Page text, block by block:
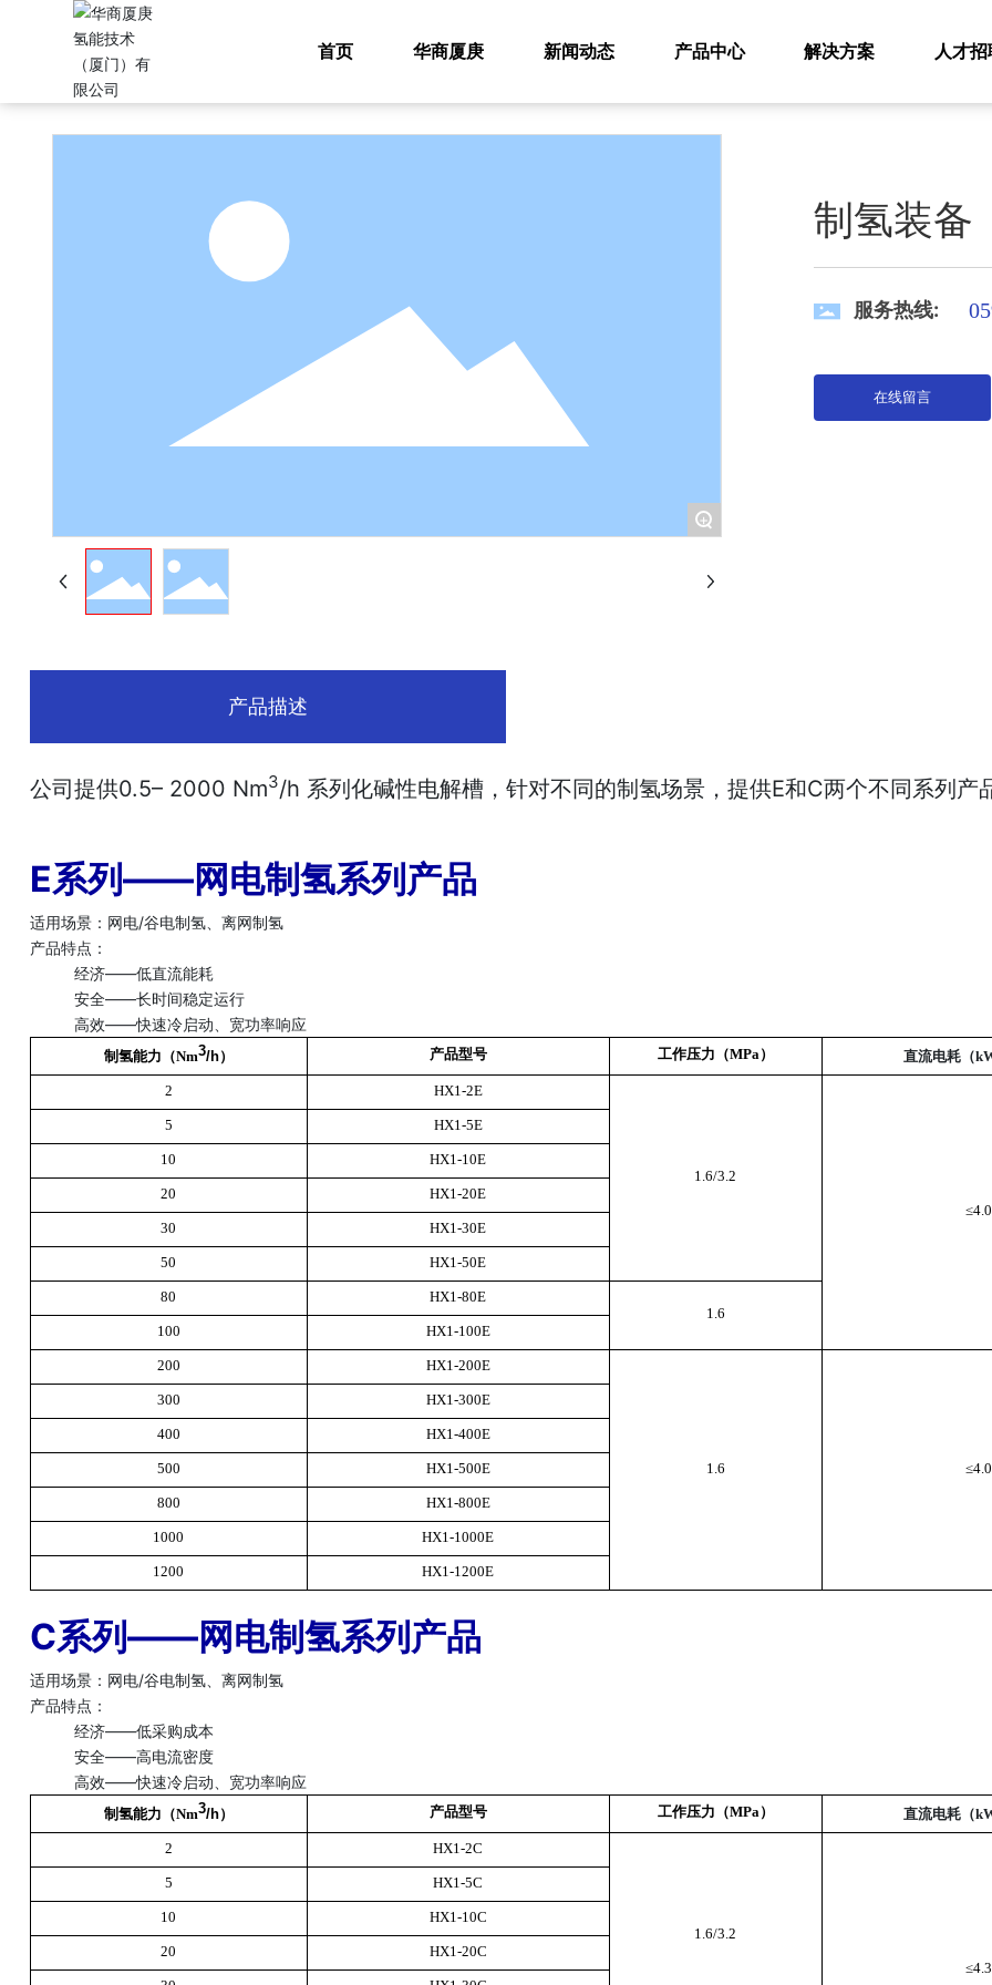
首页 华商厦庚 新闻动态 产品中心 解决方案 人才招
专业生产碱性电解水制氢设备及
制氢装备 制氢装备
+
制氢装备
服务热线:
在线留言
产品描述
公司提供0.5– 2000 Nm3/h 系列化碱性电解槽，针对不同的制氢场景，提供E和C两个不同系列产
E系列——网电制氢系列产品
适用场景：网电/谷电制氢、离网制氢
产品特点：
经济——低直流能耗
安全——长时间稳定运行
高效——快速冷启动、宽功率响应
制氢能力（Nm3/h） 产品型号 工作压力（MPa） 直流电耗（
2 HX1-2E
1.6/3.2
≤4.0
5 HX1-5E
10 HX1-10E
20 HX1-20E
30 HX1-30E
50 HX1-50E
80
HX1-80E
1.6
100
HX1-100E
200 HX1-200E
1.6 ≤4.0
300 HX1-300E
400 HX1-400E
500 HX1-500E
800 HX1-800E
1000 HX1-1000E
1200 HX1-1200E
C系列——网电制氢系列产品
适用场景：网电/谷电制氢、离网制氢
产品特点：
经济——低采购成本
安全——高电流密度
高效——快速冷启动、宽功率响应
制氢能力（Nm3/h） 产品型号 工作压力（MPa） 直流电耗（
2 HX1-2C
1.6/3.2
≤4.3
5 HX1-5C
10 HX1-10C
20 HX1-20C